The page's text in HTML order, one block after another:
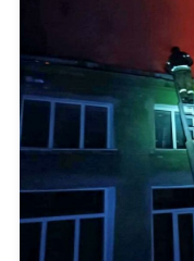
afrikkalaisen
eläintautitietojen